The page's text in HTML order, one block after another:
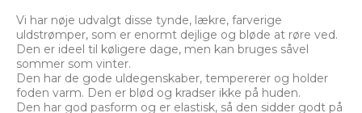
Vi har nøje udvalgt disse tynde, lækre, farverige
uldstrømper, som er enormt dejlige og bløde at røre ved.
Den er ideel til køligere dage, men kan bruges såvel
sommer som vinter.
Den har de gode uldegenskaber, tempererer og holder
foden varm. Den er blød og kradser ikke på huden.
Den har god pasform og er elastisk, så den sidder godt på